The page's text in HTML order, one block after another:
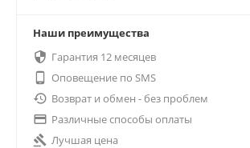
Наши преимущества
 Гарантия 12 месяцев

Оповещение по SMS
 Возврат и обмен - без проблем
 Различные способы оплаты
 Лучшая цена